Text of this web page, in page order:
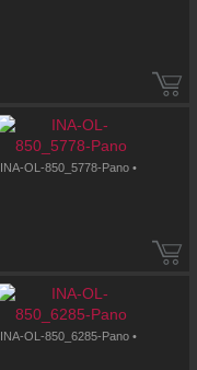
INA-OL-850_5778-Pano •
INA-OL-850_6285-Pano •